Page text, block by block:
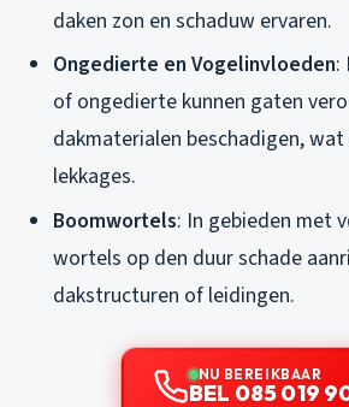
daken zon en schaduw ervaren.
Ongedierte en Vogelinvloeden:
of ongedierte kunnen gaten
dakmaterialen beschadigen,
lekkages.
Boomwortels: In gebieden met
wortels op den duur schade
dakstructuren of leidingen.
NU BEREIKBAAR
BEL 085 019